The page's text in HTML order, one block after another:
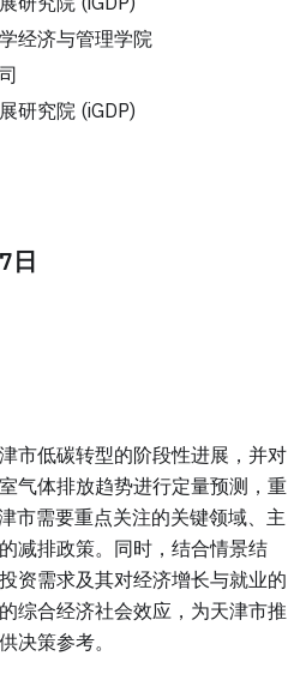
经济与管理学院
研究院 (iGDP)
日
市低碳转型的阶段性进展，并对
气体排放趋势进行定量预测，重
市需要重点关注的关键领域、主
减排政策。同时，结合情景结
资需求及其对经济增长与就业的
综合经济社会效应，为天津市推
决策参考。